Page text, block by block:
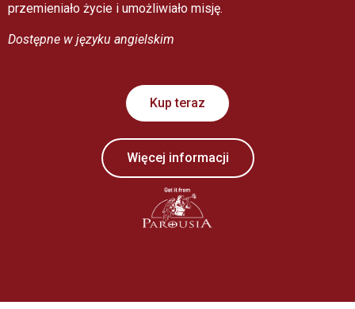
przemieniało życie i umożliwiało misję.
Dostępne w języku angielskim
Kup teraz
Więcej informacji